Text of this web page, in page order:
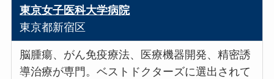
東京女子医科大学病院
東京都新宿区
脳腫瘍、がん免疫療法、医療機器開発、精密誘
導治療が専門。ベストドクターズに選出されて